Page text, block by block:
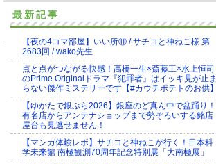
最新記事
【夜の4コマ部屋】いい所⑪ / サチコと神ねこ様 第
2683回 / wako先生
点と点がつながる快感！高橋一生×斎藤工×水上恒司
のPrime Originalドラマ『犯罪者』はイッキ見が止ま
らない傑作ミステリーです【#カウチポテトのお供】
【ゆかたで銀ぶら2026】銀座のど真ん中で盆踊り！
有名店からアンテナショップまで勢ぞろいする銘店
屋台も見逃せません！
【マンガ体験レポ】サチコと神ねこが行く！日本科
学未来館 南極観測70周年記念特別展「大南極展」